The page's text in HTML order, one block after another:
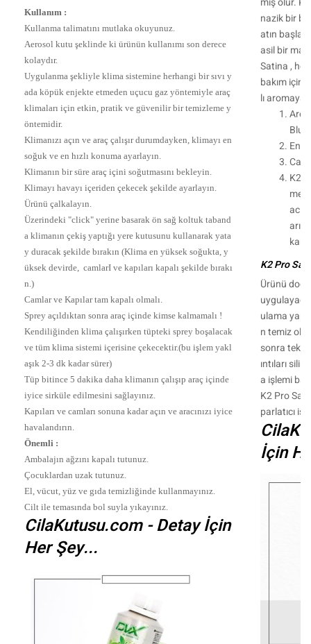
Kullanım :
Kullanma talimatını mutlaka okuyunuz.
Aerosol kutu şeklinde ki ürünün kullanımı son derece
kolaydır.
Uygulanma şekliyle klima sistemine herhangi bir sıvı y
ada köpük enjekte etmeden uçucu gaz yöntemiyle araç
klimaları için etkin, pratik ve güvenilir bir temizleme y
öntemidir.
Klimanızı açın ve araç çalışır durumdayken, klimayı en
soğuk ve en hızlı konuma ayarlayın.
Klimanın bir süre araç içini soğutmasını bekleyin.
Klimayı havayı içeriden çekecek şekilde ayarlayın.
Ürünü çalkalayın.
Üzerindeki "click" yerine basarak ön sağ koltuk taband
a klimanın çekiş yaptığı yere kutusunu kullanarak yata
y duracak şekilde bırakın (Klima en yüksek soğukta, y
üksek devirde, camlarI ve kapıları kapalı şekilde bırakı
n.)
Camlar ve Kapılar tam kapalı olmalı.
Sprey açıldıktan sonra araç içinde kimse kalmamalı !
Kendiliğinden klima çalışırken tüpteki sprey boşalacak
ve tüm klima sistemi içerisine çekecektir.(bu işlem yakl
aşık 2-3 dk kadar sürer)
Tüp bitince 5 dakika daha klimanın çalışıp araç içinde
iyice sirküle edilmesini sağlayınız.
Kapıları ve camları sonuna kadar açın ve aracınızı iyice
havalandırın.
Önemli :
Ambalajın ağzını kapalı tutunuz.
Çocuklardan uzak tutunuz.
El, vücut, yüz ve gıda temizliğinde kullanmayınız.
Cilt ile temasında bol suyla yıkayınız.
CilaKutusu.com - Detay İçin
Her Şey...
nazik bir
atın
asil bir mat
Satina ,
bakım için
lı aromaya
K2
K2 Pro
Ürünü
ulama
n temiz
sonra
ıntıları
a işlemi
K2 Pro
parlatıcı
İçin